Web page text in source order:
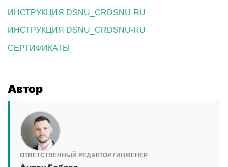
ИНСТРУКЦИЯ DSNU_CRDSNU-RU
ИНСТРУКЦИЯ DSNU_CRDSNU-RU
СЕРТИФИКАТЫ
Автор
ОТВЕТСТВЕННЫЙ РЕДАКТОР / ИНЖЕНЕР